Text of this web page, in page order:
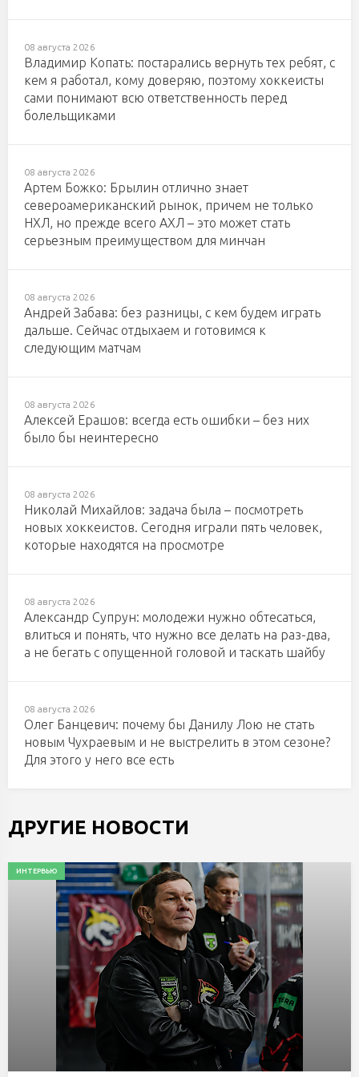
08 августа 2026
Владимир Копать: постарались вернуть тех ребят, с
кем я работал, кому доверяю, поэтому хоккеисты
сами понимают всю ответственность перед
болельщиками
08 августа 2026
Артем Божко: Брылин отлично знает
североамериканский рынок, причем не только
НХЛ, но прежде всего АХЛ – это может стать
серьезным преимуществом для минчан
08 августа 2026
Андрей Забава: без разницы, с кем будем играть
дальше. Сейчас отдыхаем и готовимся к
следующим матчам
08 августа 2026
Алексей Ерашов: всегда есть ошибки – без них
было бы неинтересно
08 августа 2026
Николай Михайлов: задача была – посмотреть
новых хоккеистов. Сегодня играли пять человек,
которые находятся на просмотре
08 августа 2026
Александр Супрун: молодежи нужно обтесаться,
влиться и понять, что нужно все делать на раз-два,
а не бегать с опущенной головой и таскать шайбу
08 августа 2026
Олег Банцевич: почему бы Данилу Лою не стать
новым Чухраевым и не выстрелить в этом сезоне?
Для этого у него все есть
ДРУГИЕ НОВОСТИ
ИНТЕРВЬЮ